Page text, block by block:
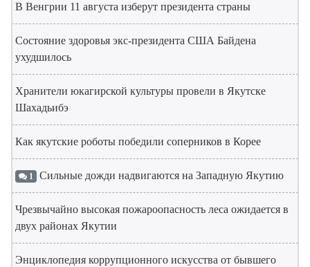
В Венгрии 11 августа изберут президента страны
Состояние здоровья экс-президента США Байдена
ухудшилось
Хранители юкагирской культуры провели в Якутске
Шахадьибэ
Как якутские роботы победили соперников в Корее
1 Сильные дожди надвигаются на Западную Якутию
Чрезвычайно высокая пожароопасность леса ожидается в
двух районах Якутии
Энциклопедия коррупционного искусства от бывшего